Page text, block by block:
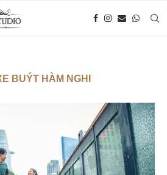
BUÝT HÀM NGHI